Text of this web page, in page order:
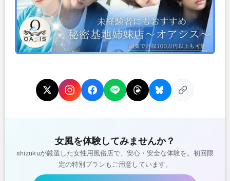
女風を体験してみませんか？
shizukuが厳選した女性用風俗店で、安心・安全な体験を。初回限
定の特別プランもご用意しています。